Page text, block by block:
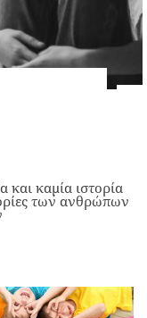
και καμία ιστορία
των ανθρώπων